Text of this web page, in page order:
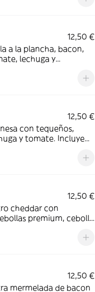
12,50 €
a la plancha, bacon,
lechuga y
12,50 €
con tequeños,
y tomate. Incluye
12,50 €
cheddar con
premium, cebolla
12,50 €
mermelada de bacon